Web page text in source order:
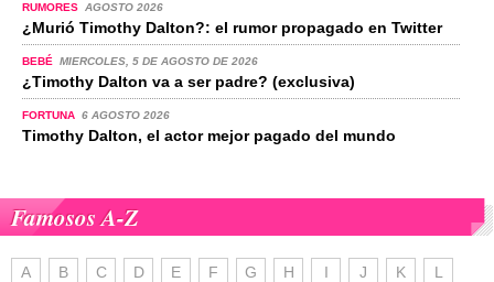
RUMORES AGOSTO 2026
¿Murió Timothy Dalton?: el rumor propagado en Twitter
BEBÉ MIERCOLES, 5 DE AGOSTO DE 2026
¿Timothy Dalton va a ser padre? (exclusiva)
FORTUNA 6 AGOSTO 2026
Timothy Dalton, el actor mejor pagado del mundo
Famosos A-Z
A B C D E F G H I J K L